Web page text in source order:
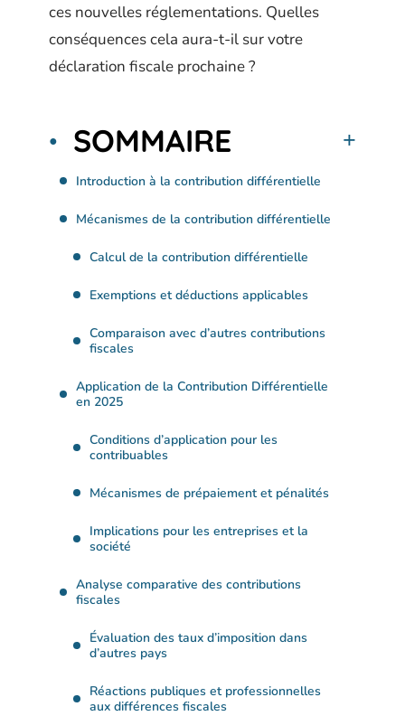
ces nouvelles réglementations. Quelles
conséquences cela aura-t-il sur votre
déclaration fiscale prochaine ?
SOMMAIRE
Introduction à la contribution différentielle
Mécanismes de la contribution différentielle
Calcul de la contribution différentielle
Exemptions et déductions applicables
Comparaison avec d’autres contributions
fiscales
Application de la Contribution Différentielle
en 2025
Conditions d’application pour les
contribuables
Mécanismes de prépaiement et pénalités
Implications pour les entreprises et la
société
Analyse comparative des contributions
fiscales
Évaluation des taux d’imposition dans
d’autres pays
Réactions publiques et professionnelles
aux différences fiscales